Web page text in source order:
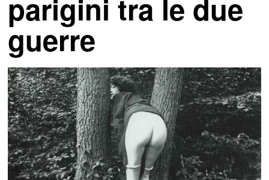
parigini tra le due
guerre